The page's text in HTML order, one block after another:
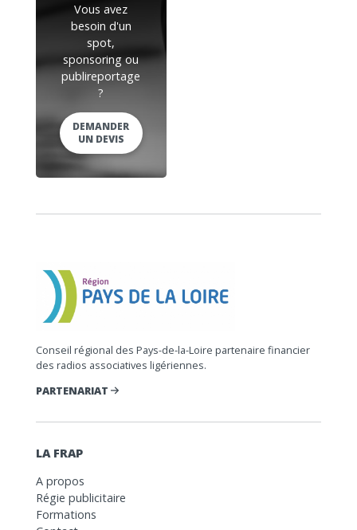
Vous avez
besoin d'un
spot,
sponsoring ou
publireportage
?
DEMANDER
UN DEVIS
Conseil régional des Pays-de-la-Loire partenaire financier
des radios associatives ligériennes.
PARTENARIAT
LA FRAP
A propos
Régie publicitaire
Formations